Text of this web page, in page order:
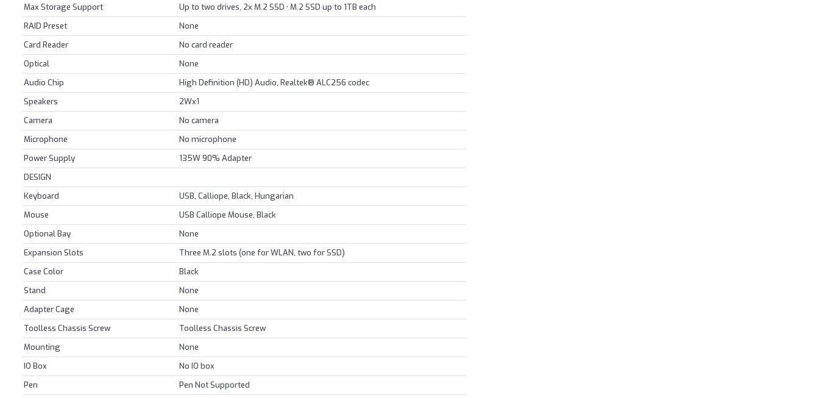
Max Storage Support
Up to two drives, 2x M.2 SSD • M.2 SSD up to 1TB each
RAID Preset
None
Card Reader
No card reader
Optical
None
Audio Chip
High Definition (HD) Audio, Realtek® ALC256 codec
Speakers
2Wx1
Camera
No camera
Microphone
No microphone
Power Supply
135W 90% Adapter
DESIGN
Keyboard
USB, Calliope, Black, Hungarian
Mouse
USB Calliope Mouse, Black
Optional Bay
None
Expansion Slots
Three M.2 slots (one for WLAN, two for SSD)
Case Color
Black
Stand
None
Adapter Cage
None
Toolless Chassis Screw
Toolless Chassis Screw
Mounting
None
IO Box
No IO box
Pen
Pen Not Supported